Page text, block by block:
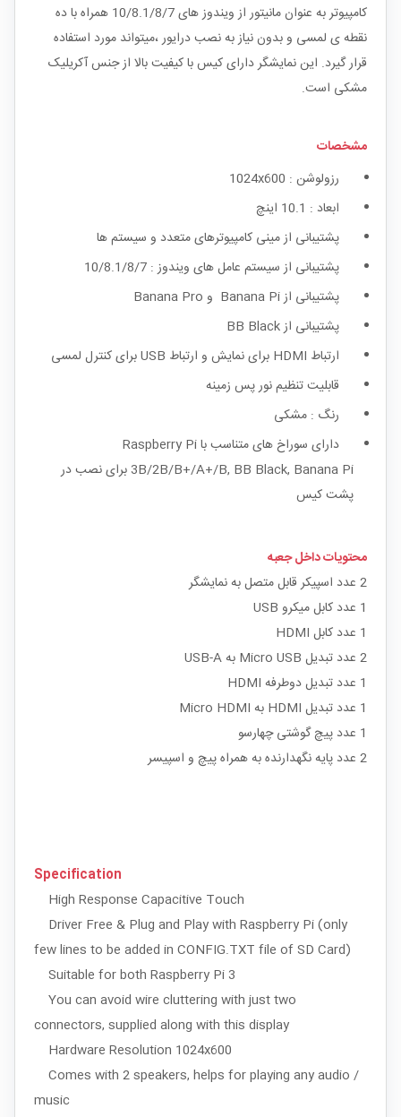
کامپیوتر به عنوان مانیتور از ویندوز های 10/8.1/8/7 همراه با ده
نقطه ی لمسی و بدون نیاز به نصب درایور ،میتواند مورد استفاده
قرار گیرد. این نمایشگر دارای کیس با کیفیت بالا از جنس آکریلیک
مشکی است.
مشخصات
رزولوشن : 1024x600
ابعاد : 10.1 اینچ
پشتیبانی از مینی کامپیوترهای متعدد و سیستم ها
پشتیبانی از سیستم عامل های ویندوز : 10/8.1/8/7
پشتیبانی از Banana Pi و Banana Pro
پشتیبانی از BB Black
ارتباط HDMI برای نمایش و ارتباط USB برای کنترل لمسی
قابلیت تنظیم نور پس زمینه
رنگ : مشکی
دارای سوراخ های متناسب با Raspberry Pi
3B/2B/B+/A+/B, BB Black, Banana Pi برای نصب در
پشت کیس
محتویات داخل جعبه
2 عدد اسپیکر قابل متصل به نمایشگر
1 عدد کابل میکرو USB
1 عدد کابل HDMI
2 عدد تبدیل Micro USB به USB-A
1 عدد تبدیل دوطرفه HDMI
1 عدد تبدیل HDMI به Micro HDMI
1 عدد پیچ گوشتی چهارسو
2 عدد پایه نگهدارنده به همراه پیچ و اسپیسر
Specification
High Response Capacitive Touch
Driver Free & Plug and Play with Raspberry Pi (only
few lines to be added in CONFIG.TXT file of SD Card)
Suitable for both Raspberry Pi 3
You can avoid wire cluttering with just two
connectors, supplied along with this display
Hardware Resolution 1024x600
Comes with 2 speakers, helps for playing any audio /
music